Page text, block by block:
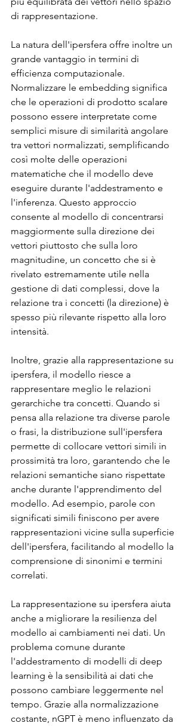
di rappresentazione.
La natura dell'ipersfera offre inoltre un
grande vantaggio in termini di
efficienza computazionale.
Normalizzare le embedding significa
che le operazioni di prodotto scalare
possono essere interpretate come
semplici misure di similarità angolare
tra vettori normalizzati, semplificando
così molte delle operazioni
matematiche che il modello deve
eseguire durante l'addestramento e
l'inferenza. Questo approccio
consente al modello di concentrarsi
maggiormente sulla direzione dei
vettori piuttosto che sulla loro
magnitudine, un concetto che si è
rivelato estremamente utile nella
gestione di dati complessi, dove la
relazione tra i concetti (la direzione) è
spesso più rilevante rispetto alla loro
intensità.
Inoltre, grazie alla rappresentazione su
ipersfera, il modello riesce a
rappresentare meglio le relazioni
gerarchiche tra concetti. Quando si
pensa alla relazione tra diverse parole
o frasi, la distribuzione sull'ipersfera
permette di collocare vettori simili in
prossimità tra loro, garantendo che le
relazioni semantiche siano rispettate
anche durante l'apprendimento del
modello. Ad esempio, parole con
significati simili finiscono per avere
rappresentazioni vicine sulla superficie
dell'ipersfera, facilitando al modello la
comprensione di sinonimi e termini
correlati.
La rappresentazione su ipersfera aiuta
anche a migliorare la resilienza del
modello ai cambiamenti nei dati. Un
problema comune durante
l'addestramento di modelli di deep
learning è la sensibilità ai dati che
possono cambiare leggermente nel
tempo. Grazie alla normalizzazione
costante, nGPT è meno influenzato da